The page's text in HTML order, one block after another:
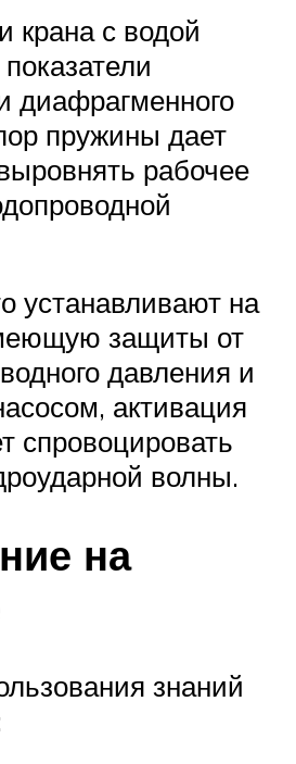
крана с водой
диафрагменного
пружины дает
рабочее
устанавливают на
защиты от
давления и
активация
спровоцировать
волны.
на
знаний